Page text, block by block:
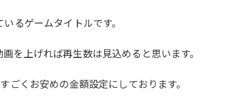
るゲームタイトルです。
を上げれば再生数は見込めると思います。
くお安めの金額設定にしております。